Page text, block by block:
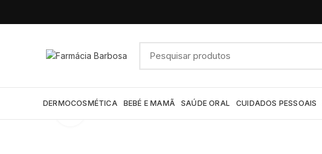
DERMOCOSMÉTICA BEBÉ E MAMÃ SAÚDE ORAL CUIDADOS PESSOAIS